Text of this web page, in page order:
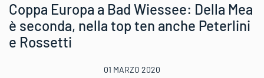
Coppa Europa a Bad Wiessee: Della Mea
è seconda, nella top ten anche Peterlini
e Rossetti
01 MARZO 2020